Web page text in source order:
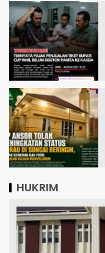
HUKRIM